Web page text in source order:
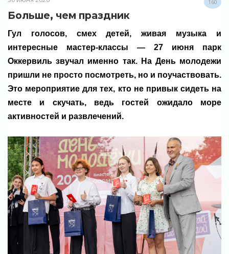
160
Больше, чем праздник
Гул голосов, смех детей, живая музыка и
интересные мастер-классы — 27 июня парк
Оккервиль звучал именно так. На День молодежи
пришли не просто посмотреть, но и поучаствовать.
Это мероприятие для тех, кто не привык сидеть на
месте и скучать, ведь гостей ожидало море
активностей и развлечений.